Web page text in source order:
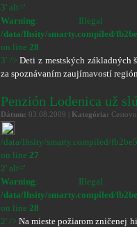
3' alt='
Warning: Illegal
/data/lhsity/smarty.compiled/
on line 28
3' />Deti z mestských základných
za spoznávaním zaujímavostí
Penzión Lodenica už
Dátum: 03.08.2009 | Kategória:
/data/lhsity/smarty.compiled/
on line 27
2' alt='
Warning: Illegal
/data/lhsity/smarty.compiled/
on line 28
2' /> Na mieste požiarom zničenej